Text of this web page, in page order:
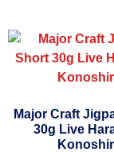
Major Craft
30g Live